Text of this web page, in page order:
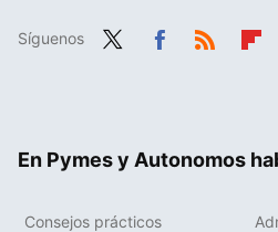
Síguenos
En Pymes y Autonomos
Consejos prácticos